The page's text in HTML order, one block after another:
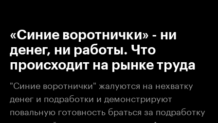
«Синие воротнички» - ни
денег, ни работы. Что
происходит на рынке труда
"Синие воротнички" жалуются на нехватку
денег и подработки и демонстрируют
повальную готовность браться за подработку